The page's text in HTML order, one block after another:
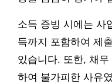
소득 증빙 시에는 사
득까지 포함하여 제
있습니다. 또한, 채
하여 불가피한 사유